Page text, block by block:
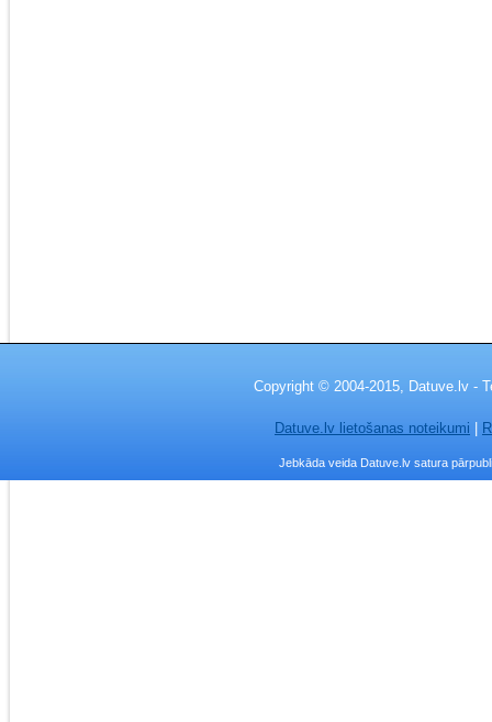
Copyright © 2004-2015, Datuve.lv -
Datuve.lv lietošanas noteikumi
Jebkāda veida Datuve.lv satura